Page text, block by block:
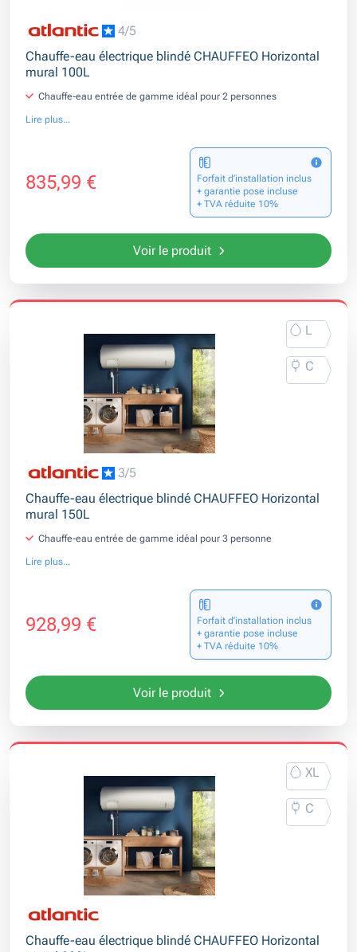
4/5
Chauffe-eau électrique blindé CHAUFFEO Horizontal
mural 100L
Chauffe-eau entrée de gamme idéal pour 2 personnes
Lire plus...
835,99 €
Forfait d’installation inclus
+ garantie pose incluse
+ TVA réduite 10%
Voir le produit
L
C
3/5
Chauffe-eau électrique blindé CHAUFFEO Horizontal
mural 150L
Chauffe-eau entrée de gamme idéal pour 3 personne
Lire plus...
928,99 €
Forfait d’installation inclus
+ garantie pose incluse
+ TVA réduite 10%
Voir le produit
XL
C
Chauffe-eau électrique blindé CHAUFFEO Horizontal